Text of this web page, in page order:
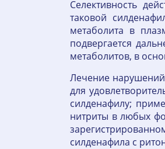
Селективность
таковой
метаболита в
подвергается
метаболитов, в
Лечение
для
силденафилу;
нитриты в любых
силденафила с